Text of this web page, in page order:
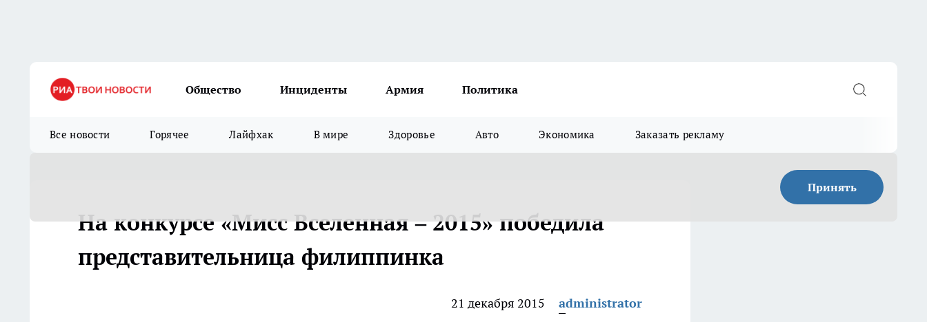
Общество Инциденты Армия Политика
Все новости Горячее Лайфхак В мире Здоровье Авто Экономика Заказать рекламу
Принять
На конкурсе «Мисс Вселенная – 2015» победила
представительница филиппинка
21 декабря 2015 administrator